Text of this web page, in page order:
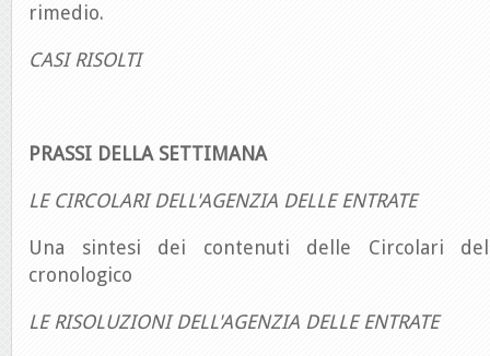
rimedio.
CASI RISOLTI
PRASSI DELLA SETTIMANA
LE CIRCOLARI DELL'AGENZIA DELLE ENTRATE
Una sintesi dei contenuti delle Circolari
cronologico
LE RISOLUZIONI DELL'AGENZIA DELLE ENTRATE